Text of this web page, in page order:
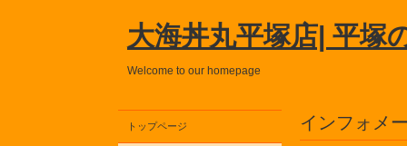
大海丼丸平塚店| 平塚
Welcome to our homepage
インフォメ
トップページ